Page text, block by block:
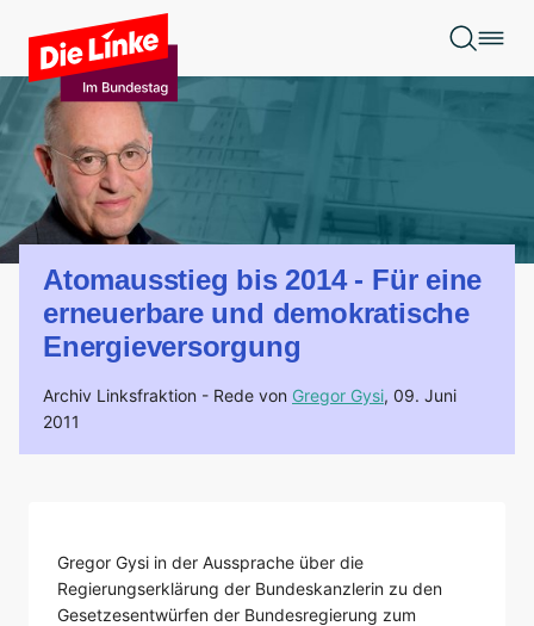
Zum Hauptinhalt springen
Atomausstieg bis 2014 - Für eine
erneuerbare und demokratische
Energieversorgung
Archiv Linksfraktion - Rede von Gregor Gysi, 09. Juni
2011
Gregor Gysi in der Aussprache über die
Regierungserklärung der Bundeskanzlerin zu den
Gesetzesentwürfen der Bundesregierung zum